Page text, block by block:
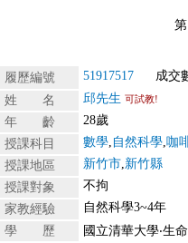
履歷編號 51917517
成交
姓 名
邱先生 可試教!
年 齡
28歲
授課科目
數學, 自然科學,咖
授課地區
新竹市,新竹縣
授課對象
不拘
家教經驗
自然科學3~4年
學 歷
國立清華大學‧生